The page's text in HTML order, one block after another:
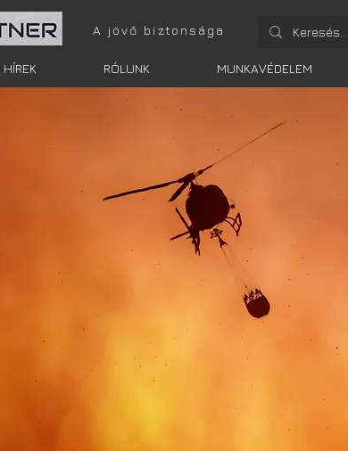
A jövő biztonsága
HÍREK RÓLUNK MUNKAVÉDELEM